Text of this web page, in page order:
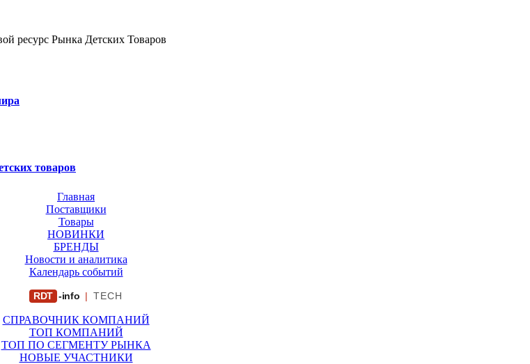
ресурс Рынка Детских Товаров
товаров
Главная
Поставщики
Товары
НОВИНКИ
БРЕНДЫ
Новости и аналитика
Календарь событий
RDT -info | TECH
СПРАВОЧНИК КОМПАНИЙ
ТОП КОМПАНИЙ
ТОП ПО СЕГМЕНТУ РЫНКА
НОВЫЕ УЧАСТНИКИ